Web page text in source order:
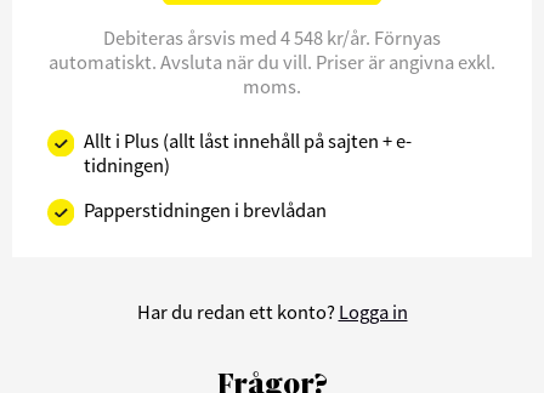
Debiteras årsvis med 4 548 kr/år. Förnyas
automatiskt. Avsluta när du vill. Priser är angivna exkl.
moms.
Allt i Plus (allt låst innehåll på sajten + e-
tidningen)
Papperstidningen i brevlådan
Har du redan ett konto? Logga in
Frågor?